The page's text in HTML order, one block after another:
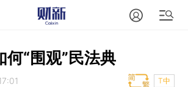
何“围观”民法典
T中